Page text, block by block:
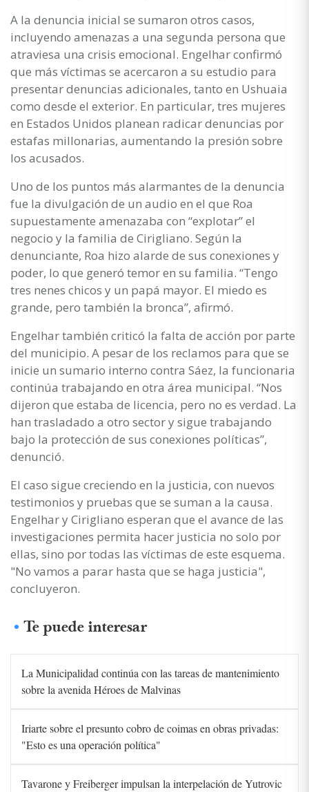
A la denuncia inicial se sumaron otros casos,
incluyendo amenazas a una segunda persona que
atraviesa una crisis emocional. Engelhar confirmó
que más víctimas se acercaron a su estudio para
presentar denuncias adicionales, tanto en Ushuaia
como desde el exterior. En particular, tres mujeres
en Estados Unidos planean radicar denuncias por
estafas millonarias, aumentando la presión sobre
los acusados.
Uno de los puntos más alarmantes de la denuncia
fue la divulgación de un audio en el que Roa
supuestamente amenazaba con “explotar” el
negocio y la familia de Cirigliano. Según la
denunciante, Roa hizo alarde de sus conexiones y
poder, lo que generó temor en su familia. “Tengo
tres nenes chicos y un papá mayor. El miedo es
grande, pero también la bronca”, afirmó.
Engelhar también criticó la falta de acción por parte
del municipio. A pesar de los reclamos para que se
inicie un sumario interno contra Sáez, la funcionaria
continúa trabajando en otra área municipal. “Nos
dijeron que estaba de licencia, pero no es verdad. La
han trasladado a otro sector y sigue trabajando
bajo la protección de sus conexiones políticas”,
denunció.
El caso sigue creciendo en la justicia, con nuevos
testimonios y pruebas que se suman a la causa.
Engelhar y Cirigliano esperan que el avance de las
investigaciones permita hacer justicia no solo por
ellas, sino por todas las víctimas de este esquema.
"No vamos a parar hasta que se haga justicia",
concluyeron.
Te puede interesar
La Municipalidad continúa con las tareas de mantenimiento
sobre la avenida Héroes de Malvinas
Iriarte sobre el presunto cobro de coimas en obras privadas:
"Esto es una operación política"
Tavarone y Freiberger impulsan la interpelación de Yutrovic